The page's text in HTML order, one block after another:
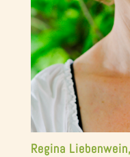
Regina